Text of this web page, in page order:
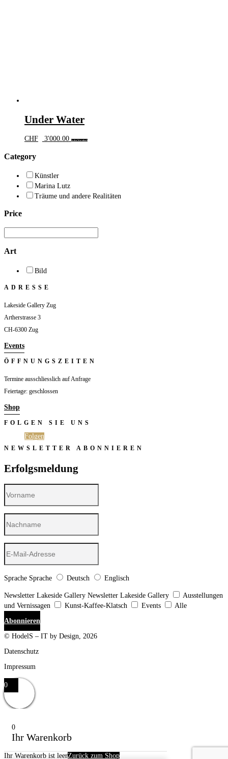
Under Water
CHF 3'000.00 In den Warenkorb
Category
Künstler
Marina Lutz
Träume und andere Realitäten
Price
Art
Bild
ADRESSE
Lakeside Gallery Zug
Artherstrasse 3
CH-6300 Zug
Events
ÖFFNUNGSZEITEN
Termine ausschliesslich auf Anfrage
Feiertage: geschlossen
Shop
FOLGEN SIE UNS
Folgen
NEWSLETTER ABONNIEREN
Erfolgsmeldung
Sprache Sprache Deutsch Englisch
Newsletter Lakeside Gallery Newsletter Lakeside Gallery
Ausstellungen
und Vernissagen
Kunst-Kaffee-Klatsch Events
Alle
Abonnieren
© HodelS – IT by Design, 2026
Datenschutz
Impressum
0
0
Ihr Warenkorb
Ihr Warenkorb ist leerZurück zum Shop